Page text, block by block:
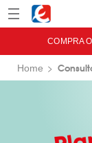
Menú Eroski
COMPRA
Home